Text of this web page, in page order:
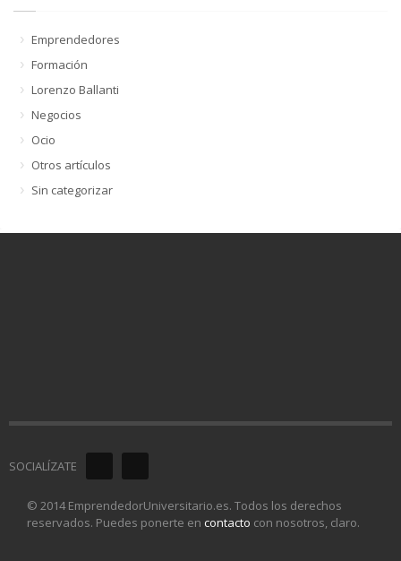
Emprendedores
Formación
Lorenzo Ballanti
Negocios
Ocio
Otros artículos
Sin categorizar
SOCIALÍZATE
© 2014 EmprendedorUniversitario.es. Todos los derechos
reservados. Puedes ponerte en contacto con nosotros, claro.